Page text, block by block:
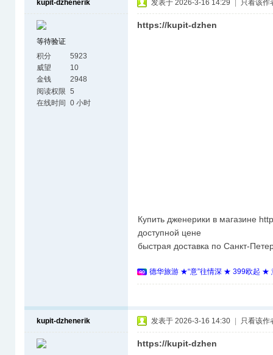
kupit-dzhenerik
等待验证
积分
5923
威望
10
金钱
2948
阅读权限 5
在线时间 0 小时
发表于 2026-3-16 14:29 只看该作
https://kupit-dzhen
Купить дженерики в магазине
доступной цене
быстрая доставка по Санкт-
德华旅游 ★“意”往情深 ★ 399欧起 ★
kupit-dzhenerik 发表于 2026-3-16 14:30 只看该作
https://kupit-dzhen